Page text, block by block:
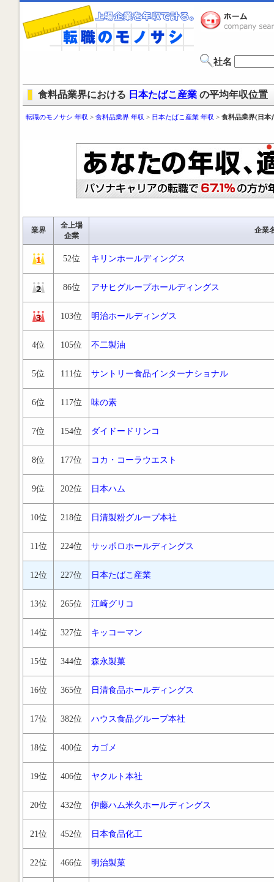
社名
食料品業界における 日本たばこ産業 の平均年収位置
転職のモノサシ 年収 > 食料品業界 年収 > 日本たばこ産業 年収 > 食料品業界(日本
業界
全上場
企業
企業
52位 キリンホールディングス
86位 アサヒグループホールディングス
103位 明治ホールディングス
4位 105位 不二製油
5位 111位 サントリー食品インターナショナル
6位 117位 味の素
7位 154位 ダイドードリンコ
8位 177位 コカ・コーラウエスト
9位 202位 日本ハム
10位 218位 日清製粉グループ本社
11位 224位 サッポロホールディングス
12位 227位 日本たばこ産業
13位 265位 江崎グリコ
14位 327位 キッコーマン
15位 344位 森永製菓
16位 365位 日清食品ホールディングス
17位 382位 ハウス食品グループ本社
18位 400位 カゴメ
19位 406位 ヤクルト本社
20位 432位 伊藤ハム米久ホールディングス
21位 452位 日本食品化工
22位 466位 明治製菓